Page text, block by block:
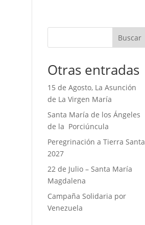
Buscar
Otras entradas
15 de Agosto, La Asunción
de La Virgen María
Santa María de los Ángeles
de la Porciúncula
Peregrinación a Tierra Santa
2027
22 de Julio – Santa María
Magdalena
Campaña Solidaria por
Venezuela